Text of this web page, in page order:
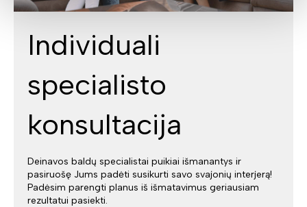
Individuali
specialisto
konsultacija
Deinavos baldų specialistai puikiai išmanantys ir
pasiruošę Jums padėti susikurti savo svajonių interjerą!
Padėsim parengti planus iš išmatavimus geriausiam
rezultatui pasiekti.